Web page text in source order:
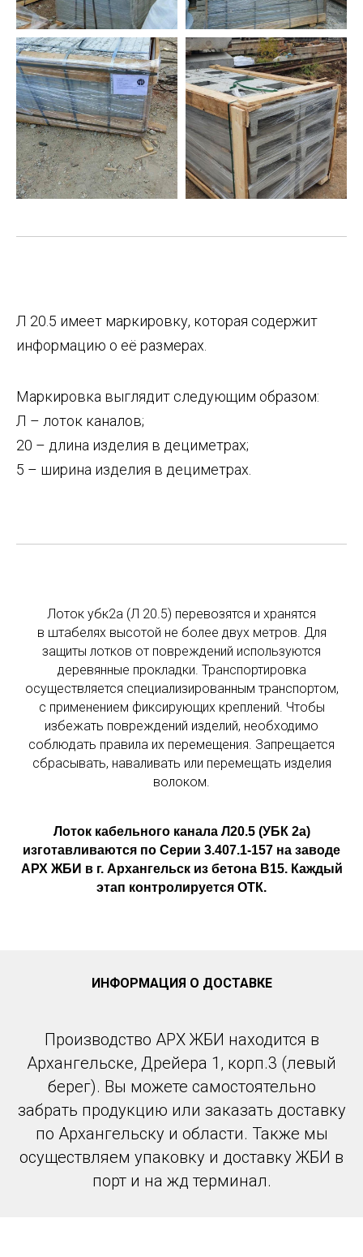
Л 20.5 имеет маркировку, которая содержит
информацию о её размерах.
Маркировка выглядит следующим образом:
Л – лоток каналов;
20 – длина изделия в дециметрах;
5 – ширина изделия в дециметрах.
Лоток убк2а (Л 20.5) перевозятся и хранятся
в штабелях высотой не более двух метров. Для
защиты лотков от повреждений используются
деревянные прокладки. Транспортировка
осуществляется специализированным транспортом,
с применением фиксирующих креплений. Чтобы
избежать повреждений изделий, необходимо
соблюдать правила их перемещения. Запрещается
сбрасывать, наваливать или перемещать изделия
волоком.
Лоток кабельного канала Л20.5 (УБК 2а)
изготавливаются по Серии 3.407.1-157 на заводе
АРХ ЖБИ в г. Архангельск из бетона В15. Каждый
этап контролируется ОТК.
ИНФОРМАЦИЯ О ДОСТАВКЕ
Производство АРХ ЖБИ находится в
Архангельске, Дрейера 1, корп.3 (левый
берег). Вы можете самостоятельно
забрать продукцию или заказать доставку
по Архангельску и области. Также мы
осуществляем упаковку и доставку ЖБИ в
порт и на жд терминал.